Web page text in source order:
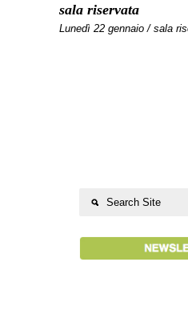
sala riservata
Lunedì 22 gennaio / sala